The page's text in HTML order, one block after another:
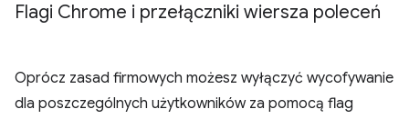
Flagi Chrome i przełączniki wiersza poleceń
Oprócz zasad firmowych możesz wyłączyć wycofywanie
dla poszczególnych użytkowników za pomocą flag